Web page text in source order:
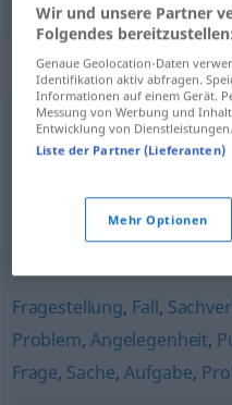
Synonyme
Motiv
Gegenstand,Inhalt,
Fragestellung, Fall,
Problem,Angelegenheit,
Frage, Sache, Aufgabe,
Wir und unsere Partner
Folgendes
Genaue Geolocation-Daten
Identifikation aktiv abfragen.
Informationen auf einem Gerät.
Messung von Werbung und
Entwicklung von Dienstleistungen.
Liste der Partner (Lieferanten)
Mehr Optionen